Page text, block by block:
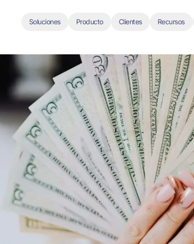
Soluciones Producto Clientes Recursos